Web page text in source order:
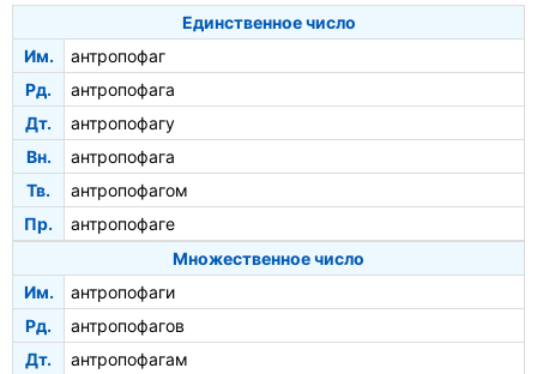
Единственное число
Им.
антропофаг
Рд.
антропофага
Дт.
антропофагу
Вн.
антропофага
Тв.
антропофагом
Пр.
антропофаге
Множественное число
Им.
антропофаги
Рд.
антропофагов
Дт.
антропофагам